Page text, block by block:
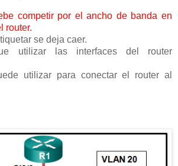
competir por el ancho de banda en
router.
se deja caer.
utilizar las interfaces del router
utilizar para conectar el router al